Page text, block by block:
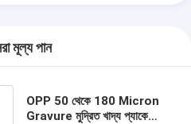
মূল্য পান
OPP 50 থেকে 180 Micron
Gravure মুদ্রিত খাদ্য প্যাকেজিং